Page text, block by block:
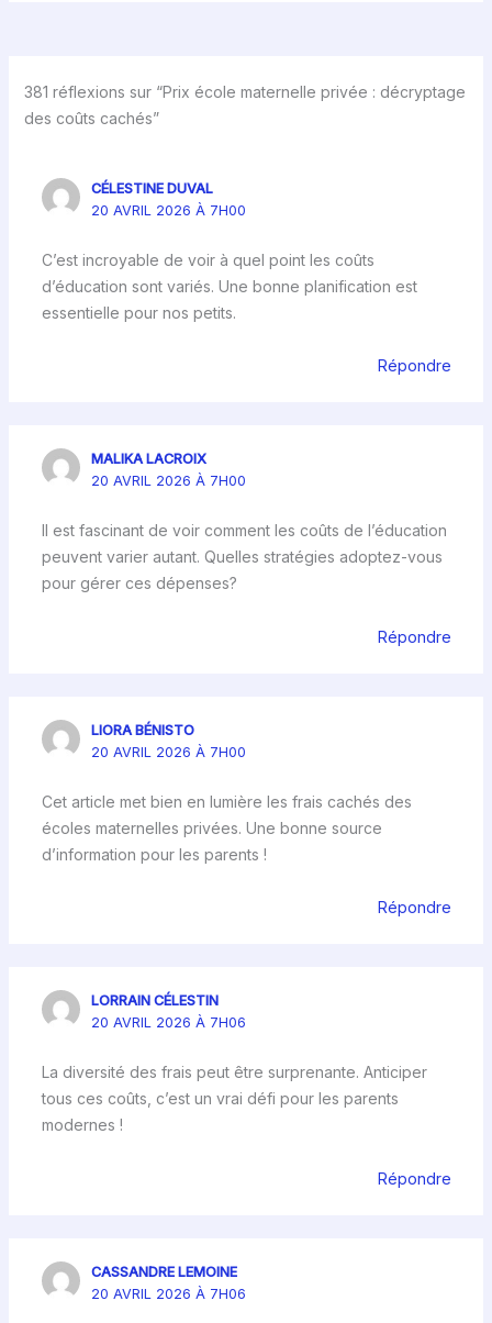
381 réflexions sur “Prix école maternelle privée : décryptage
des coûts cachés”
CÉLESTINE DUVAL
20 AVRIL 2026 À 7H00
C’est incroyable de voir à quel point les coûts
d’éducation sont variés. Une bonne planification est
essentielle pour nos petits.
Répondre
MALIKA LACROIX
20 AVRIL 2026 À 7H00
Il est fascinant de voir comment les coûts de l’éducation
peuvent varier autant. Quelles stratégies adoptez-vous
pour gérer ces dépenses?
Répondre
LIORA BÉNISTO
20 AVRIL 2026 À 7H00
Cet article met bien en lumière les frais cachés des
écoles maternelles privées. Une bonne source
d’information pour les parents !
Répondre
LORRAIN CÉLESTIN
20 AVRIL 2026 À 7H06
La diversité des frais peut être surprenante. Anticiper
tous ces coûts, c’est un vrai défi pour les parents
modernes !
Répondre
CASSANDRE LEMOINE
20 AVRIL 2026 À 7H06